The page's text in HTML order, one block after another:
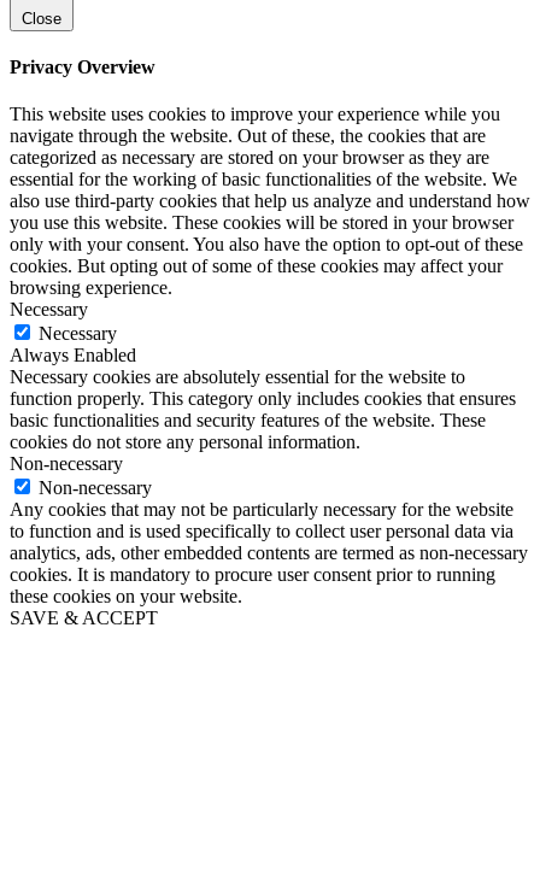
Close
Privacy Overview
This website uses cookies to improve your experience while you
navigate through the website. Out of these, the cookies that are
categorized as necessary are stored on your browser as they are
essential for the working of basic functionalities of the website. We
also use third-party cookies that help us analyze and understand how
you use this website. These cookies will be stored in your browser
only with your consent. You also have the option to opt-out of these
cookies. But opting out of some of these cookies may affect your
browsing experience.
Necessary
Necessary
Always Enabled
Necessary cookies are absolutely essential for the website to
function properly. This category only includes cookies that ensures
basic functionalities and security features of the website. These
cookies do not store any personal information.
Non-necessary
Non-necessary
Any cookies that may not be particularly necessary for the website
to function and is used specifically to collect user personal data via
analytics, ads, other embedded contents are termed as non-necessary
cookies. It is mandatory to procure user consent prior to running
these cookies on your website.
SAVE & ACCEPT